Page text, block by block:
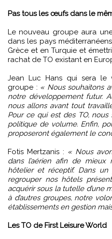
Pas tous les œufs dans le
Le nouveau groupe aura
dans les pays
Grèce et en Turquie et
rachat de TO existant en
Jean Luc Hans qui sera le
groupe : « Nous souhaitons
notre développement futur.
nous allons avant tout
Pour ce qui est des TO,
politique de volume. Enfin,
proposeront également le
Fotis Mertzanis : « Nous
dans l’aérien afin de mieux
hôtelier et réceptif. Dans un
regrouper nos hôtels
acquérir sous la tutelle d’une
à d’autres groupes, notre
établissements en gestion
Les TO de First Leisure World